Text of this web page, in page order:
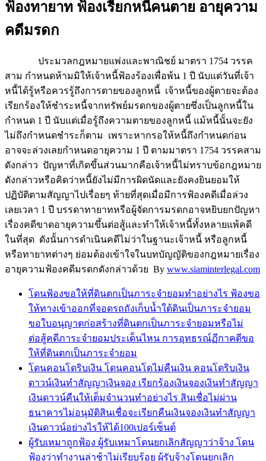
ฟ้องทายาท ฟ้องเรียกหนี้คนตาย อายุความ
คดีมรดก
ประมวลกฎหมายแพ่งและพาณิชย์ มาตรา 1754 วรรค
สาม กำหนดห้ามมิให้เจ้าหนี้ฟ้องร้องเพื่อพ้น 1 ปี นับแต่วันที่เจ้า
หนี้ได้รู้หรือควรรู้ถึงการตายของลูกหนี้ เจ้าหนี้ของผู้ตายจะต้อง
เรียกร้องให้ชำระหนี้จากทรัพย์มรดกของผู้ตายซึ่งเป็นลูกหนี้ใน
กำหนด 1 ปี นับแต่เมื่อรู้ถึงความตายของลูกหนี้ แม้หนี้นั้นจะยัง
ไม่ถึงกำหนดชำระก็ตาม เพราะหากรอให้หนี้ถึงกำหนดก่อน
อาจจะล่วงเลยกำหนดอายุความ 1 ปี ตามมาตรา 1754 วรรคสาม
ดังกล่าว ปัญหาที่เกิดขึ้นส่วนมากคือเจ้าหนี้ไม่ทราบข้อกฎหมาย
ดังกล่าวหรือคิดว่าหนี้ยังไม่มีการผิดนัดและยังคงยินยอมให้
ปฏิบัติตามสัญญาไปเรื่อยๆ ท้ายที่สุดเมื่อมีการฟ้องคดีเมื่อล่วง
เลยเวลา 1 ปี บรรดาทายาทหรือผู้จัดการมรดกอาจหยิบยกปัญหา
เรื่องคดีขาดอายุความขึ้นต่อสู้และทำให้เจ้าหนี้ทั้งหลายแพ้คดี
ในที่สุด ดังนั้นการดำเนินคดีไม่ว่าในฐานะเจ้าหนี้ หรือลูกหนี้
หรือทายาทต่างๆ ย่อมต้องเข้าใจในบทบัญญัติของกฎหมายเรื่อง
อายุความฟ้องคดีมรดกดังกล่าวด้วย By www.siaminterlegal.com
โดนฟ้องขอให้ที่ดินตกเป็นภาระจำยอมทำอย่างไร ฟ้องขอ
ให้ทางเข้าออกที่จอดรถถังเก็บน้ำใต้ดินเป็นภาระจำยอม
ขอใบอนุญาตก่อสร้างที่ดินตกเป็นภาระจำยอมหรือไม่
ต่อสู้คดีภาระจำยอมประเด็นไหน การอุทธรณ์ฏีกาคดีขอ
ให้ที่ดินตกเป็นภาระจำยอม
โดนคอนโดริบเงิน โดนคอนโดไม่คืนเงิน คอนโดริบเงิน
ดาวน์เงินทำสัญญาเงินจอง เรียกร้องเงินจองเงินทำสัญญา
เงินดาวน์คืนให้เต็มจำนวนทำอย่างไร สินเชื่อไม่ผ่าน
ธนาคารไม่อนุมัติสินเชื่อจะเรียกคืนเงินจองเงินทำสัญญา
เงินดาวน์อย่างไรให้ได้100เปอร์เซ็นต์
ผู้รับเหมาถูกฟ้อง ผู้รับเหมาโดนยกเลิกสัญญาว่าจ้าง โดน
ฟ้องว่าทำงานล่าช้าไม่เรียบร้อย ผู้รับจ้างโดนยกเลิก